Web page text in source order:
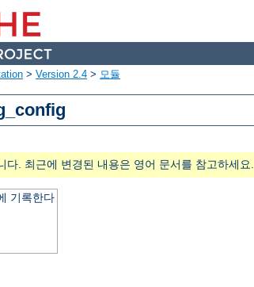
> Version 2.4 > 모듈
다. 최근에 변경된 내용은 영어 문서를 참고하세요.
기록한다